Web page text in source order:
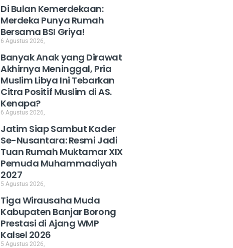
Di Bulan Kemerdekaan:
Merdeka Punya Rumah
Bersama BSI Griya!
6 Agustus 2026,
Banyak Anak yang Dirawat
Akhirnya Meninggal, Pria
Muslim Libya Ini Tebarkan
Citra Positif Muslim di AS.
Kenapa?
6 Agustus 2026,
Jatim Siap Sambut Kader
Se-Nusantara: Resmi Jadi
Tuan Rumah Muktamar XIX
Pemuda Muhammadiyah
2027
5 Agustus 2026,
Tiga Wirausaha Muda
Kabupaten Banjar Borong
Prestasi di Ajang WMP
Kalsel 2026
5 Agustus 2026,